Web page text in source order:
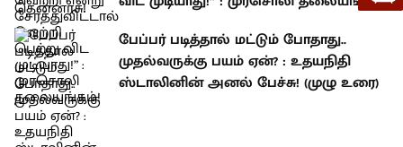
பேப்பர் படித்தால் மட்டும் போதாது..
முதல்வருக்கு பயம் ஏன்? : உதயநிதி
ஸ்டாலினின் அனல் பேச்சு! (முழு உரை)